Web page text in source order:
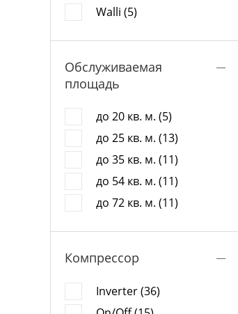
Walli (5)
Обслуживаемая
площадь
до 20 кв. м. (5)
до 25 кв. м. (13)
до 35 кв. м. (11)
до 54 кв. м. (11)
до 72 кв. м. (11)
Компрессор
Inverter (36)